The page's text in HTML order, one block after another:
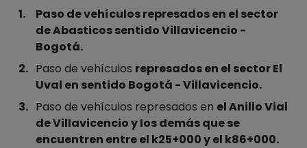
Paso de vehículos represados en el sector
de Abasticos sentido Villavicencio -
Bogotá.
Paso de vehículos represados en el sector El
Uval en sentido Bogotá - Villavicencio.
Paso de vehículos represados en el Anillo Vial
de Villavicencio y los demás que se
encuentren entre el k25+000 y el k86+000.